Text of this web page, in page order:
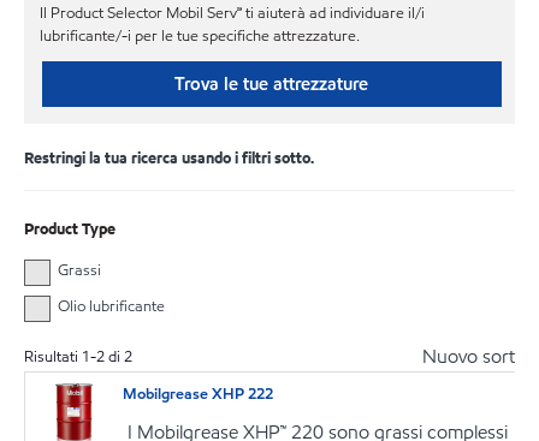
Il Product Selector Mobil Serv℠ ti aiuterà ad individuare il/i
lubrificante/-i per le tue specifiche attrezzature.
Trova le tue attrezzature
Restringi la tua ricerca usando i filtri sotto.
Product Type
Grassi
Olio lubrificante
Risultati 1-2di 2 Nuovo sort
Mobilgrease XHP 222
I Mobilgrease XHP™ 220 sono grassi complessi